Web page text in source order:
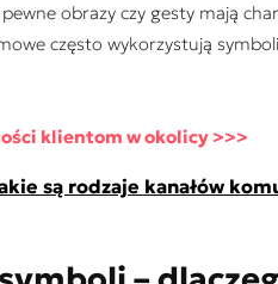
obrazy czy gesty mają
często wykorzystują
klientom w okolicy >>>
są rodzaje kanałów